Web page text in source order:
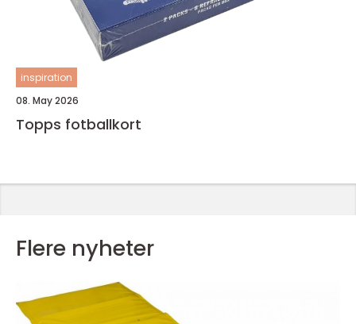
inspiration
08. May 2026
Topps fotballkort
Flere nyheter